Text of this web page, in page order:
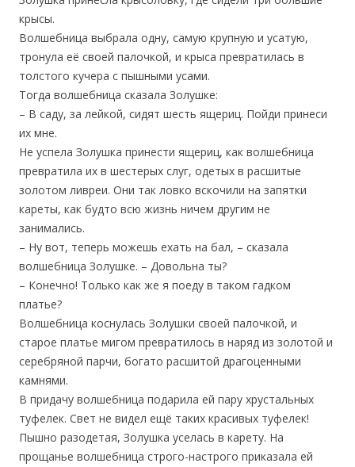
крысы.
Волшебница выбрала одну, самую крупную и усатую,
тронула её своей палочкой, и крыса превратилась в
толстого кучера с пышными усами.
Тогда волшебница сказала Золушке:
– В саду, за лейкой, сидят шесть ящериц. Пойди принеси
их мне.
Не успела Золушка принести ящериц, как волшебница
превратила их в шестерых слуг, одетых в расшитые
золотом ливреи. Они так ловко вскочили на запятки
кареты, как будто всю жизнь ничем другим не
занимались.
– Ну вот, теперь можешь ехать на бал, – сказала
волшебница Золушке. – Довольна ты?
– Конечно! Только как же я поеду в таком гадком
платье?
Волшебница коснулась Золушки своей палочкой, и
старое платье мигом превратилось в наряд из золотой и
серебряной парчи, богато расшитой драгоценными
камнями.
В придачу волшебница подарила ей пару хрустальных
туфелек. Свет не видел ещё таких красивых туфелек!
Пышно разодетая, Золушка уселась в карету. На
прощанье волшебница строго-настрого приказала ей